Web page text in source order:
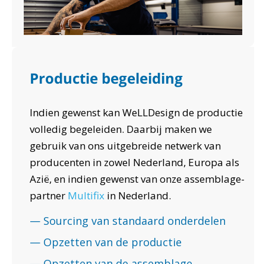
Productie begeleiding
Indien gewenst kan WeLLDesign de productie
volledig begeleiden. Daarbij maken we
gebruik van ons uitgebreide netwerk van
producenten in zowel Nederland, Europa als
Azië, en indien gewenst van onze assemblage-
partner Multifix in Nederland.
— Sourcing van standaard onderdelen
— Opzetten van de productie